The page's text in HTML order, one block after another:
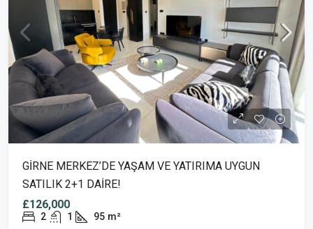
GİRNE MERKEZ’DE YAŞAM VE YATIRIMA UYGUN
SATILIK 2+1 DAİRE!
£126,000
2 1 95 m²